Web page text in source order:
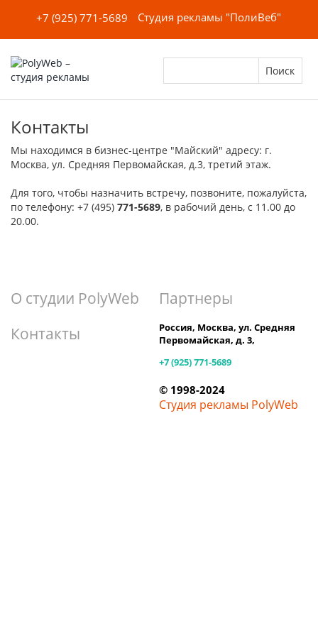
+7 (925) 771-5689 Студия рекламы "ПолиВеб"
Контакты
Мы находимся в бизнес-центре "Майский" адресу: г.
Москва, ул. Средняя Первомайская, д.3, третий этаж.
Для того, чтобы назначить встречу, позвоните, пожалуйста,
по телефону: +7 (495) 771-5689, в рабочий день, с 11.00 до
20.00.
О студии PolyWeb
Партнеры
Контакты
Россия, Москва, ул. Средняя
Первомайская, д. 3,
+7 (925) 771-5689
© 1998-2024
Студия рекламы PolyWeb